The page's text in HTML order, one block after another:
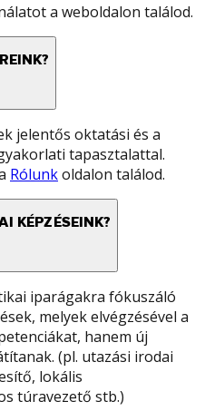
a weboldalon találod.
jelentős oktatási és a
tapasztalattal.
Rólunkoldalon találod.
KÉPZÉSEINK?
iparágakra fókuszáló
melyek elvégzésével a
hanem új
(pl. utazási irodai
lokális
túravezető stb.)